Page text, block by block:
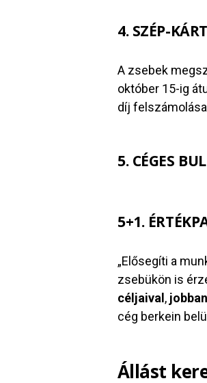
4. SZÉP-
A zsebek
október 15-ig
díj
5. CÉGES
5+1.
„Elősegíti a
zsebükön is
céljaival ,
cég berkein
Állást